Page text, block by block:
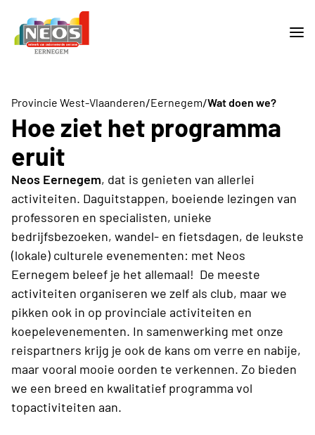
Provincie West-Vlaanderen/Eernegem/Wat doen we?
Hoe ziet het programma
eruit
Neos Eernegem, dat is genieten van allerlei
activiteiten. Daguitstappen, boeiende lezingen van
professoren en specialisten, unieke
bedrijfsbezoeken, wandel- en fietsdagen, de leukste
(lokale) culturele evenementen: met Neos
Eernegem beleef je het allemaal! De meeste
activiteiten organiseren we zelf als club, maar we
pikken ook in op provinciale activiteiten en
koepelevenementen. In samenwerking met onze
reispartners krijg je ook de kans om verre en nabije,
maar vooral mooie oorden te verkennen. Zo bieden
we een breed en kwalitatief programma vol
topactiviteiten aan.